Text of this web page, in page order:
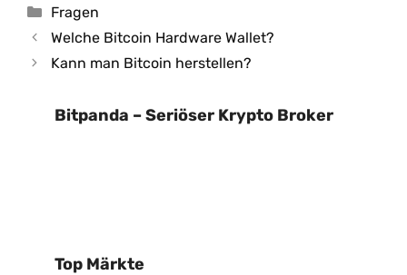
Kategorien
Fragen
Welche Bitcoin Hardware Wallet?
Kann man Bitcoin herstellen?
Bitpanda – Seriöser Krypto Broker
Top Märkte